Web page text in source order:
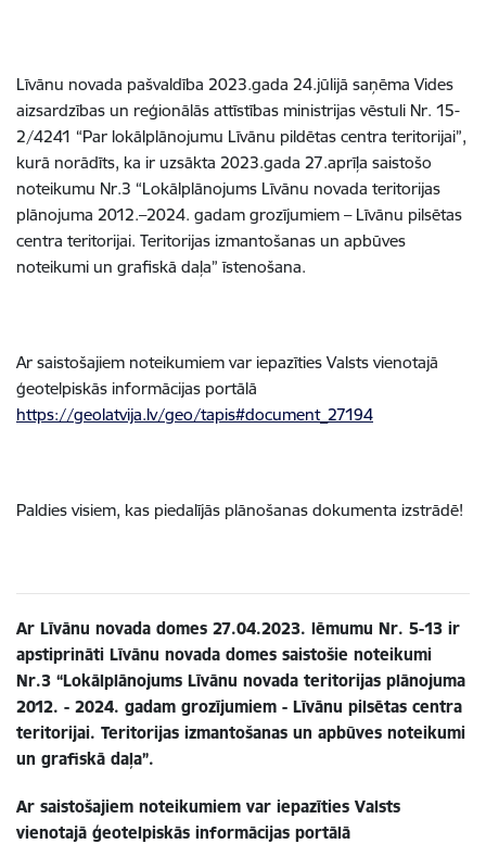
Līvānu novada pašvaldība 2023.gada 24.jūlijā saņēma Vides
aizsardzības un reģionālās attīstības ministrijas vēstuli Nr. 15-
2/4241 “Par lokālplānojumu Līvānu pildētas centra teritorijai”,
kurā norādīts, ka ir uzsākta 2023.gada 27.aprīļa saistošo
noteikumu Nr.3 “Lokālplānojums Līvānu novada teritorijas
plānojuma 2012.–2024. gadam grozījumiem – Līvānu pilsētas
centra teritorijai. Teritorijas izmantošanas un apbūves
noteikumi un grafiskā daļa” īstenošana.
Ar saistošajiem noteikumiem var iepazīties Valsts vienotajā
ģeotelpiskās informācijas portālā
https://geolatvija.lv/geo/tapis#document_27194
Paldies visiem, kas piedalījās plānošanas dokumenta izstrādē!
Ar Līvānu novada domes 27.04.2023. lēmumu Nr. 5-13 ir
apstiprināti Līvānu novada domes saistošie noteikumi
Nr.3 “Lokālplānojums Līvānu novada teritorijas plānojuma
2012. - 2024. gadam grozījumiem - Līvānu pilsētas centra
teritorijai. Teritorijas izmantošanas un apbūves noteikumi
un grafiskā daļa”.
Ar saistošajiem noteikumiem var iepazīties Valsts
vienotajā ģeotelpiskās informācijas portālā